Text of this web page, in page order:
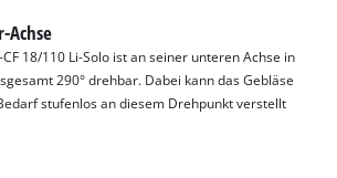
Achse
18/110 Li-Solo ist an seiner unteren Achse in
290° drehbar. Dabei kann das Gebläse
stufenlos an diesem Drehpunkt verstellt